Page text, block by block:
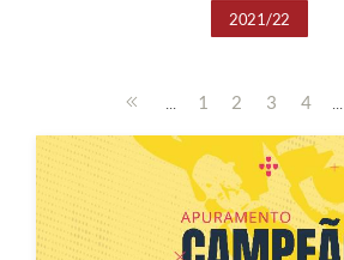
2021/22
... 1 2 3 4 ...